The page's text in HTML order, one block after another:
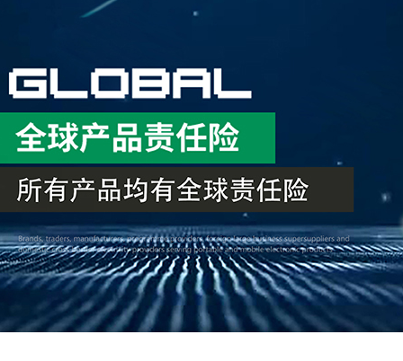
高容量镍氢电池
超低自放电镍氢电池
动力镍氢电池
常规镍氢电池
PG游戏官网是镍氢电池国家标准主导
修订单位，并参与多项锂电池行业国
家标准的制定